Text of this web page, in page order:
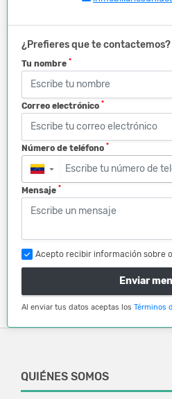
¿Prefieres que te contactemos?
Tu nombre *
Correo electrónico *
Número de teléfono *
▼
Mensaje *
Acepto recibir información sobre
Enviar
Al enviar tus datos aceptas los Términos
QUIÉNES SOMOS